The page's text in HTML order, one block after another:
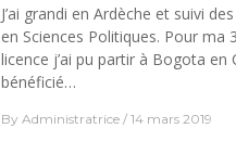
J’ai grandi en Ardèche et suivi
en Sciences Politiques. Pour ma
licence j’ai pu partir à Bogota en
bénéficié…
By Administratrice 14 mars 2019